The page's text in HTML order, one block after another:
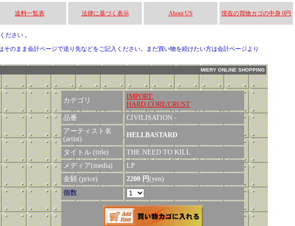
送料一覧表 法律に基づく表示 About US 現在の買物カゴの中身 0円
ださい 。
のまま会計ページで送り先などをご記入ください。まだ買い物を続けたい方は会計ページより
MIERY ONLINE SHOPPING
カテゴリ
IMPORT:
HARD CORE/CRUST
品番
CIVILISATION -
アーティスト名
(artist)
HELLBASTARD
タイトル (title)
THE NEED TO KILL
メディア(media)
LP
金額 (price)
2200 円(yen)
個数